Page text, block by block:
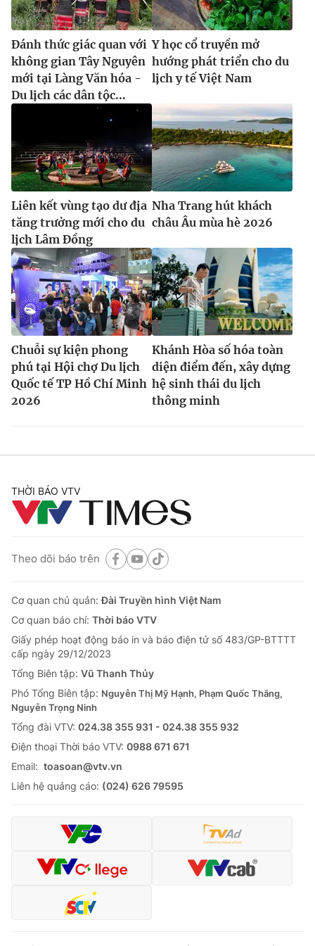
Đánh thức giác quan với
không gian Tây Nguyên
mới tại Làng Văn hóa -
Du lịch các dân tộc...
Y học cổ truyền mở
hướng phát triển cho du
lịch y tế Việt Nam
Liên kết vùng tạo dư địa
tăng trưởng mới cho du
lịch Lâm Đồng
Nha Trang hút khách
châu Âu mùa hè 2026
Chuỗi sự kiện phong
phú tại Hội chợ Du lịch
Quốc tế TP Hồ Chí Minh
2026
Khánh Hòa số hóa toàn
diện điểm đến, xây dựng
hệ sinh thái du lịch
thông minh
THỜI BÁO VTV
Theo dõi báo trên
Cơ quan chủ quản:Đài Truyền hình Việt Nam
Cơ quan báo chí: Thời báo VTV
Giấy phép hoạt động báo in và báo điện tử số 483/GP-BTTTT
cấp ngày 29/12/2023
Tổng Biên tập: Vũ Thanh Thủy
Phó Tổng Biên tập: Nguyễn Thị Mỹ Hạnh, Phạm Quốc Thắng,
Nguyễn Trọng Ninh
Tổng đài VTV: 024.38 355 931 - 024.38 355 932
Ðiện thoại Thời báo VTV: 0988 671 671
Email: toasoan@vtv.vn
Liên hệ quảng cáo: (024) 626 79595